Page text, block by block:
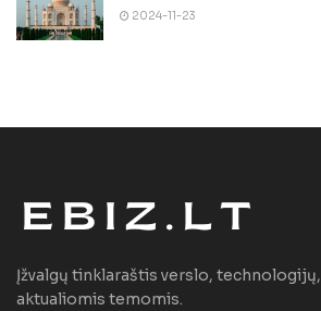
2024-11-23
Įžvalgų tinklaraštis verslo,
aktualiomis temomis.